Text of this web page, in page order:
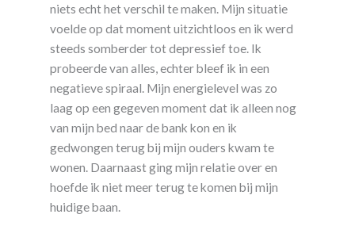
niets echt het verschil te maken. Mijn situatie
voelde op dat moment uitzichtloos en ik werd
steeds somberder tot depressief toe. Ik
probeerde van alles, echter bleef ik in een
negatieve spiraal. Mijn energielevel was zo
laag op een gegeven moment dat ik alleen nog
van mijn bed naar de bank kon en ik
gedwongen terug bij mijn ouders kwam te
wonen. Daarnaast ging mijn relatie over en
hoefde ik niet meer terug te komen bij mijn
huidige baan.